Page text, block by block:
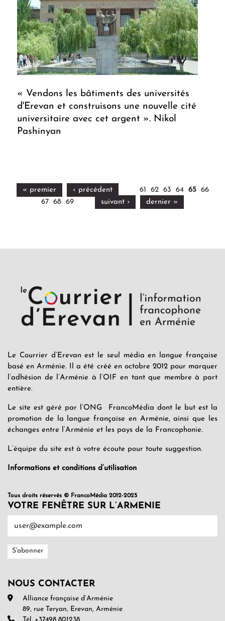
« Vendons les bâtiments des universités
d'Erevan et construisons une nouvelle cité
universitaire avec cet argent ». Nikol
Pashinyan
« premier ‹ précédent 61 62 63 64 65
66
67 68 69 suivant › dernier »
Le Courrier d’Erevan est le seul média en langue française
basé en Arménie. Il a été créé en octobre 2012 pour marquer
l’adhésion de l’Arménie à l’OIF en tant que membre à part
entière.
Le site est géré par l’ONG FrancoMédia dont le but est la
promotion de la langue française en Arménie, ainsi que les
échanges entre l’Arménie et les pays de la Francophonie.
L’équipe du site est à votre écoute pour toute suggestion.
Informations et conditions d’utilisation
Tous droits réservés © FrancoMédia 2012-2025
VOTRE FENÊTRE SUR L’ARMENIE
NOUS CONTACTER
Alliance française d’Arménie
89, rue Teryan, Erevan, Arménie